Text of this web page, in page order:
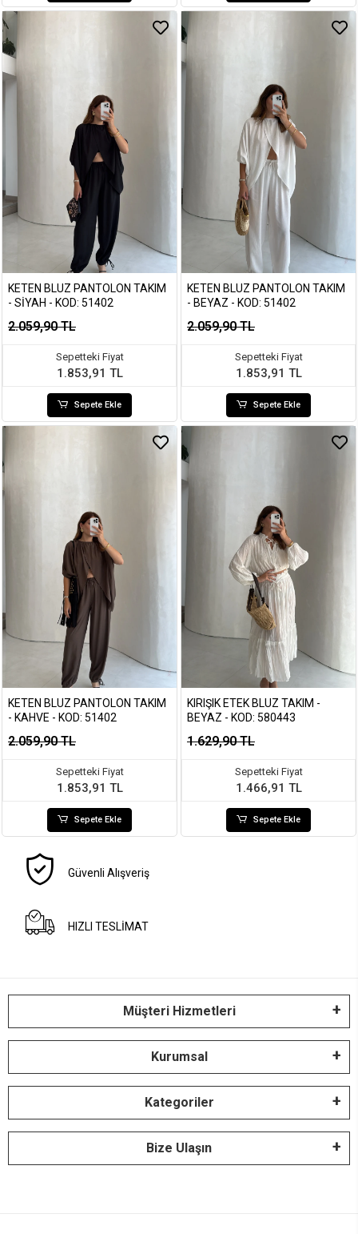
KETEN BLUZ PANTOLON TAKIM
- SIYAH - KOD: 51402
2.059,90 TL
Sepetteki Fiyat
1.853,91 TL
Sepete Ekle
KETEN BLUZ PANTOLON TAKIM
- BEYAZ - KOD: 51402
2.059,90 TL
Sepetteki Fiyat
1.853,91 TL
Sepete Ekle
KETEN BLUZ PANTOLON TAKIM
- KAHVE - KOD: 51402
2.059,90 TL
Sepetteki Fiyat
1.853,91 TL
Sepete Ekle
KIRIŞIK ETEK BLUZ TAKIM -
BEYAZ - KOD: 580443
1.629,90 TL
Sepetteki Fiyat
1.466,91 TL
Sepete Ekle
Güvenli Alışveriş
HIZLI TESLİMAT
Müşteri Hizmetleri
Kurumsal
Kategoriler
Bize Ulaşın